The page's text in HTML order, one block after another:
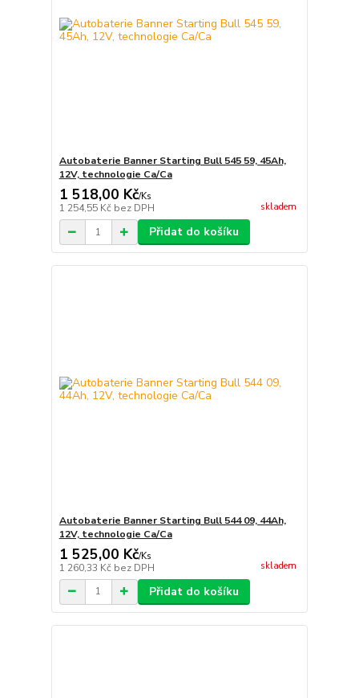
Autobaterie Banner Starting Bull 545 59, 45Ah,
12V, technologie Ca/Ca
1 518,00 Kč/Ks
1 254,55 Kč bez DPH skladem
Přidat do košíku
Autobaterie Banner Starting Bull 544 09, 44Ah,
12V, technologie Ca/Ca
1 525,00 Kč/Ks
1 260,33 Kč bez DPH skladem
Přidat do košíku